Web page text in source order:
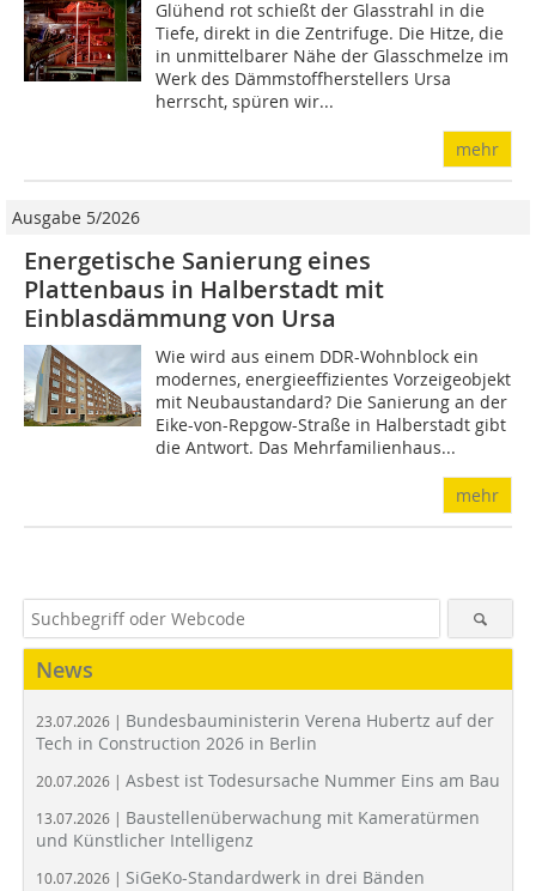
Glühend rot schießt der Glasstrahl in die
Tiefe, direkt in die Zentrifuge. Die Hitze, die
in unmittelbarer Nähe der Glasschmelze im
Werk des Dämmstoffherstellers Ursa
herrscht, spüren wir...
mehr
Ausgabe 5/2026
Energetische Sanierung eines
Plattenbaus in Halberstadt mit
Einblasdämmung von Ursa
Wie wird aus einem DDR-Wohnblock ein
modernes, energieeffizientes Vorzeigeobjekt
mit Neubaustandard? Die Sanierung an der
Eike-von-Repgow-Straße in Halberstadt gibt
die Antwort. Das Mehrfamilienhaus...
mehr
News
23.07.2026 | Bundesbauministerin Verena Hubertz auf der
Tech in Construction 2026 in Berlin
20.07.2026 | Asbest ist Todesursache Nummer Eins am Bau
13.07.2026 | Baustellenüberwachung mit Kameratürmen
und Künstlicher Intelligenz
10.07.2026 | SiGeKo-Standardwerk in drei Bänden